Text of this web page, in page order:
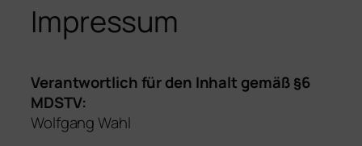
Impressum
Verantwortlich für den Inhalt gemäß §6
MDSTV:
Wolfgang Wahl